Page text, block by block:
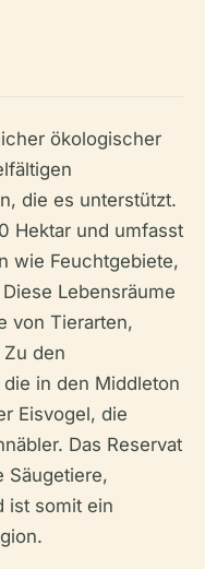
ökologischer
die es unterstützt.
Hektar und umfasst
wie Feuchtgebiete,
Lebensräume
von Tierarten,
den
in den Middleton
Eisvogel, die
Das Reservat
Säugetiere,
ist somit ein